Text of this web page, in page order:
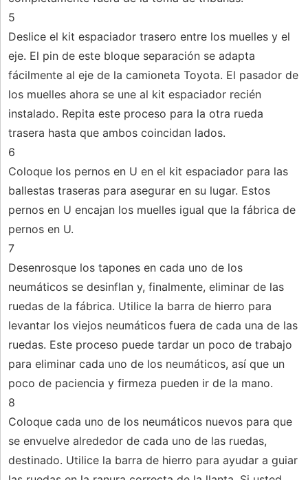
5
Deslice el kit espaciador trasero entre los muelles y el
eje. El pin de este bloque separación se adapta
fácilmente al eje de la camioneta Toyota. El pasador de
los muelles ahora se une al kit espaciador recién
instalado. Repita este proceso para la otra rueda
trasera hasta que ambos coincidan lados.
6
Coloque los pernos en U en el kit espaciador para las
ballestas traseras para asegurar en su lugar. Estos
pernos en U encajan los muelles igual que la fábrica de
pernos en U.
7
Desenrosque los tapones en cada uno de los
neumáticos se desinflan y, finalmente, eliminar de las
ruedas de la fábrica. Utilice la barra de hierro para
levantar los viejos neumáticos fuera de cada una de las
ruedas. Este proceso puede tardar un poco de trabajo
para eliminar cada uno de los neumáticos, así que un
poco de paciencia y firmeza pueden ir de la mano.
8
Coloque cada uno de los neumáticos nuevos para que
se envuelve alrededor de cada uno de las ruedas,
destinado. Utilice la barra de hierro para ayudar a guiar